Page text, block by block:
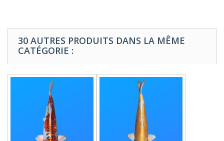
30 AUTRES PRODUITS DANS LA MÊME
CATÉGORIE :